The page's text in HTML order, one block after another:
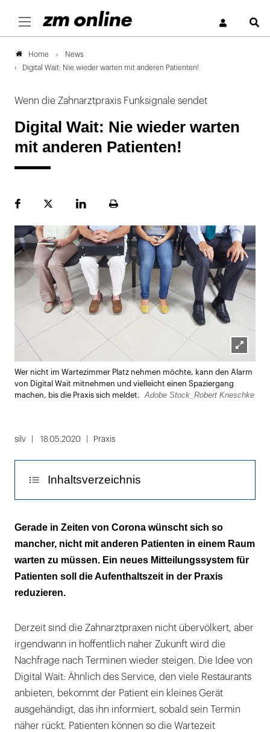
Home
News
Digital Wait: Nie wieder warten mit anderen Patienten!
Wenn die Zahnarztpraxis Funksignale sendet
Digital Wait: Nie wieder warten
mit anderen Patienten!
FacebookPlattformLinekdInSeite
Lightbox
öffnen
Wer nicht im Wartezimmer Platz nehmen möchte, kann den Alarm
von Digital Wait mitnehmen und vielleicht einen Spaziergang
machen, bis die Praxis sich meldet.
Adobe Stock_Robert Kneschke
silv 18.05.2020 Praxis
Inhaltsverzeichnis
Klingeling – bitte kommen Sie in die Praxis!
Bei Verspätung nächster Platz
Gerade in Zeiten von Corona wünscht sich so
mancher, nicht mit anderen Patienten in einem Raum
warten zu müssen. Ein neues Mitteilungssystem für
Patienten soll die Aufenthaltszeit in der Praxis
reduzieren.
Derzeit sind die Zahnarztpraxen nicht übervölkert, aber
irgendwann in hoffentlich naher Zukunft wird die
Nachfrage nach Terminen wieder steigen. Die Idee von
Digital Wait: Ähnlich des Service, den viele Restaurants
anbieten, bekommt der Patient ein kleines Gerät
ausgehändigt, das ihn informiert, sobald sein Termin
näher rückt. Patienten können so die Wartezeit